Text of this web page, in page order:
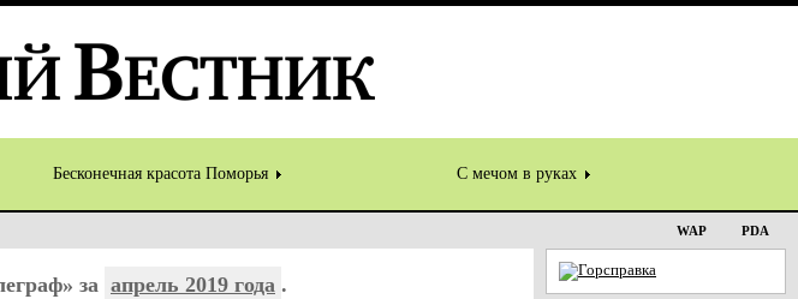
Бесконечная красота Поморья С мечом в руках
WAP PDA
за апрель 2019 года .